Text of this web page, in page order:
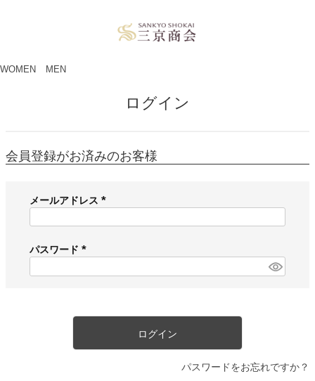
WOMEN MEN
ログイン
会員登録がお済みのお客様
メールアドレス
必
)
パスワード
必
ログイン
パスワードをお忘れですか？